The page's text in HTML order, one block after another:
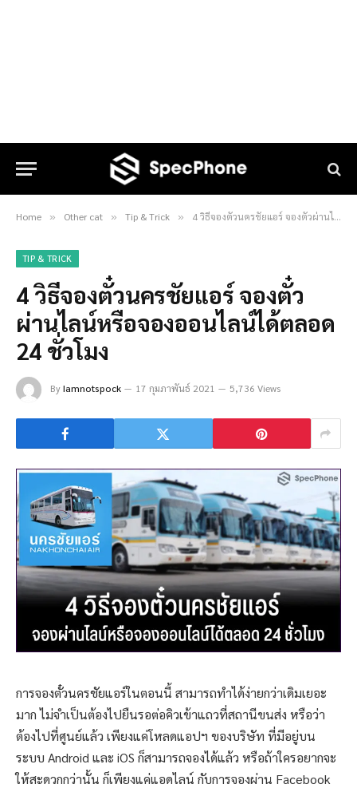
Home » Other cat » Tip & Trick » 4 วิธีจองตั๋วนครชัยแอร์ จองตั๋วผ่านไลน์หรือจองออนไลน์ได้ตลอด 24 ชั่วโมง
TIP & TRICK
4 วิธีจองตั๋วนครชัยแอร์ จองตั๋ว
ผ่านไลน์หรือจองออนไลน์ได้ตลอด
24 ชั่วโมง
ByIamnotspock 17 กุมภาพันธ์ 2021 5,736 Views
การจองตั๋วนครชัยแอร์ในตอนนี้ สามารถทำได้ง่ายกว่าเดิมเยอะ
มาก ไม่จำเป็นต้องไปยืนรอต่อคิวเข้าแถวที่สถานีขนส่ง หรือว่า
ต้องไปที่ศูนย์แล้ว เพียงแค่โหลดแอปฯ ของบริษัท ที่มีอยู่บน
ระบบ Android และ iOS ก็สามารถจองได้แล้ว หรือถ้าใครอยากจะ
ให้สะดวกกว่านั้น ก็เพียงแค่แอดไลน์ กับการจองผ่าน Facebook